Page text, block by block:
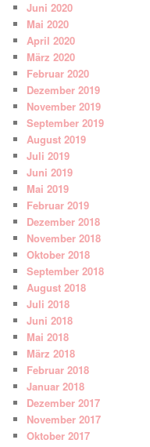
Juni 2020
Mai 2020
April 2020
März 2020
Februar 2020
Dezember 2019
November 2019
September 2019
August 2019
Juli 2019
Juni 2019
Mai 2019
Februar 2019
Dezember 2018
November 2018
Oktober 2018
September 2018
August 2018
Juli 2018
Juni 2018
Mai 2018
März 2018
Februar 2018
Januar 2018
Dezember 2017
November 2017
Oktober 2017